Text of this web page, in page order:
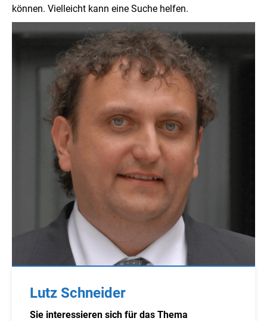
können. Vielleicht kann eine Suche helfen.
Lutz Schneider
Sie interessieren sich für das Thema